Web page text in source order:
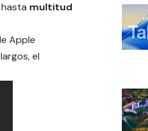
multitud
Apple
el